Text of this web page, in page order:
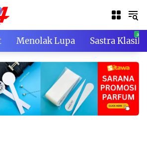
Menolak Lupa Sastra Klasik